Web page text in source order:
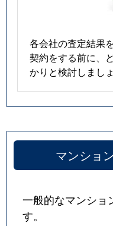
各会社の査定結果
契約をする前に、
かりと検討しましょ
マンショ
一般的なマンショ
す。